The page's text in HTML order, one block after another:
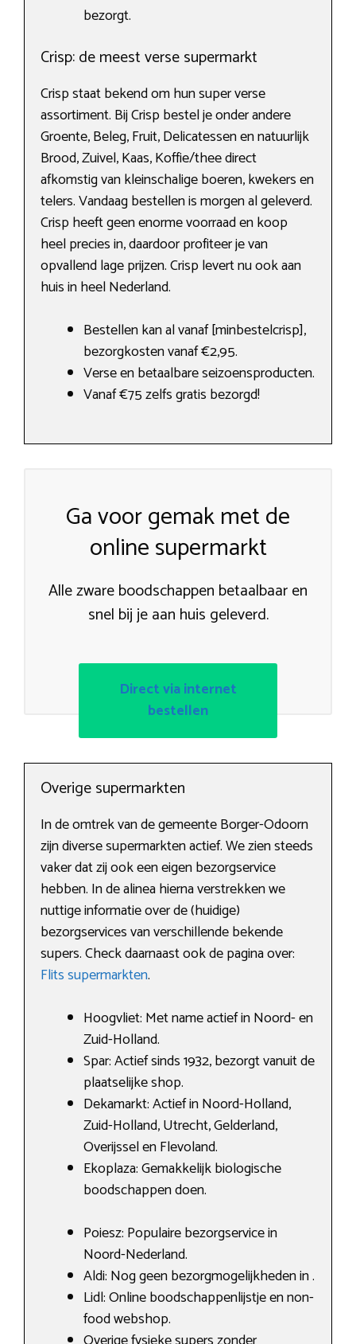
bezorgt.
Crisp: de meest verse supermarkt
Crisp staat bekend om hun super verse
assortiment. Bij Crisp bestel je onder andere
Groente, Beleg, Fruit, Delicatessen en natuurlijk
Brood, Zuivel, Kaas, Koffie/thee direct
afkomstig van kleinschalige boeren, kwekers en
telers. Vandaag bestellen is morgen al geleverd.
Crisp heeft geen enorme voorraad en koop
heel precies in, daardoor profiteer je van
opvallend lage prijzen. Crisp levert nu ook aan
huis in heel Nederland.
Bestellen kan al vanaf [minbestelcrisp],
bezorgkosten vanaf €2,95.
Verse en betaalbare seizoensproducten.
Vanaf €75 zelfs gratis bezorgd!
Ga voor gemak met de
online supermarkt
Alle zware boodschappen betaalbaar en
snel bij je aan huis geleverd.
Direct via internet
bestellen
Overige supermarkten
In de omtrek van de gemeente Borger-Odoorn
zijn diverse supermarkten actief. We zien steeds
vaker dat zij ook een eigen bezorgservice
hebben. In de alinea hierna verstrekken we
nuttige informatie over de (huidige)
bezorgservices van verschillende bekende
supers. Check daarnaast ook de pagina over:
Flits supermarkten.
Hoogvliet: Met name actief in Noord- en
Zuid-Holland.
Spar: Actief sinds 1932, bezorgt vanuit de
plaatselijke shop.
Dekamarkt: Actief in Noord-Holland,
Zuid-Holland, Utrecht, Gelderland,
Overijssel en Flevoland.
Ekoplaza: Gemakkelijk biologische
boodschappen doen.
Poiesz: Populaire bezorgservice in
Noord-Nederland.
Aldi: Nog geen bezorgmogelijkheden in .
Lidl: Online boodschappenlijstje en non-
food webshop.